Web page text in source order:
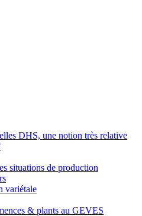
DHS, une notion très relative
situations de production
variétale
& plants au GEVES